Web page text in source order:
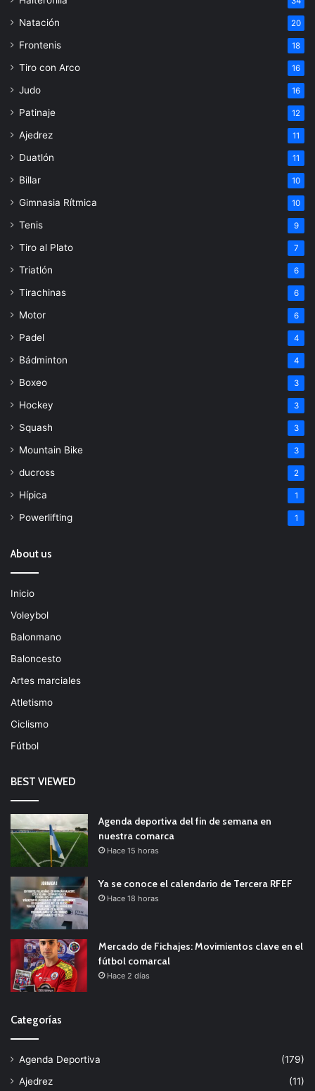
Natación 20
Frontenis 18
Tiro con Arco 16
Judo 16
Patinaje 12
Ajedrez 11
Duatlón 11
Billar 10
Gimnasia Rítmica 10
Tenis 9
Tiro al Plato 7
Triatlón 6
Tirachinas 6
Motor 6
Padel 4
Bádminton 4
Boxeo 3
Hockey 3
Squash 3
Mountain Bike 3
ducross 2
Hípica 1
Powerlifting 1
About us
Inicio
Voleybol
Balonmano
Baloncesto
Artes marciales
Atletismo
Ciclismo
Fútbol
BEST VIEWED
Agenda deportiva del fin de semana en
nuestra comarca
Hace 15 horas
Ya se conoce el calendario de Tercera RFEF
Hace 18 horas
Mercado de Fichajes: Movimientos clave en el
fútbol comarcal
Hace 2 días
Categorías
Agenda Deportiva
(179)
Ajedrez
(11)